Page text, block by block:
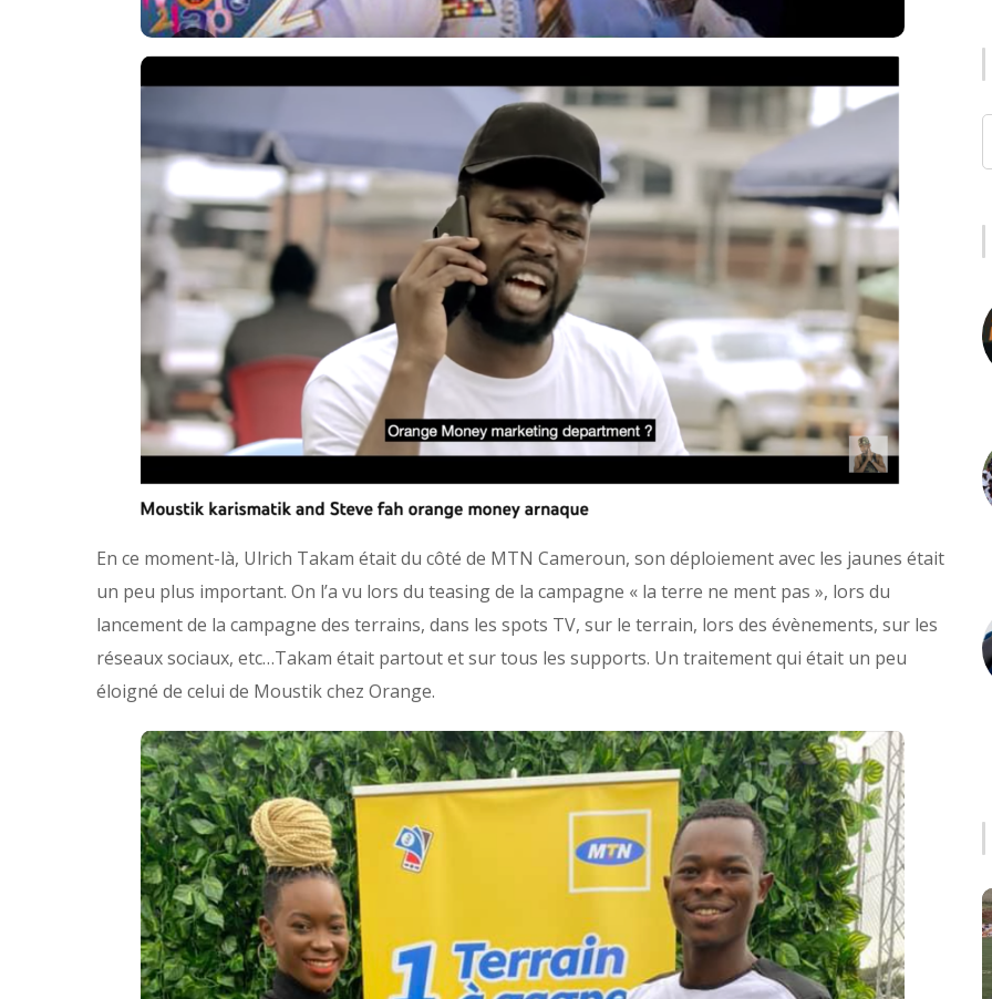
En ce moment-là, Ulrich Takam était du côté de MTN Cameroun, son déploiement avec les jaunes était
un peu plus important. On l’a vu lors du teasing de la campagne « la terre ne ment pas », lors du
lancement de la campagne des terrains, dans les spots TV, sur le terrain, lors des évènements, sur les
réseaux sociaux, etc…Takam était partout et sur tous les supports. Un traitement qui était un peu
éloigné de celui de Moustik chez Orange.
Actualités Culture
Influence & PR
L'Analyse Briss